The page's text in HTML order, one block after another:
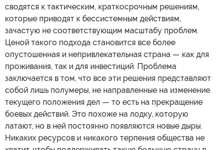
сводятся к тактическим, краткосрочным решениям,
которые приводят к бессистемным действиям,
зачастую не соответствующим масштабу проблем.
Ценой такого подхода становится все более
опустошенная и непривлекательная страна — как для
проживания, так и для инвестиций. Проблема
заключается в том, что все эти решения представляют
собой лишь полумеры, не направленные на изменение
текущего положения дел — то есть на прекращение
боевых действий. Это похоже на лодку, которую
латают, но в ней постоянно появляются новые дыры.
Никаких ресурсов и никакого терпения общества не